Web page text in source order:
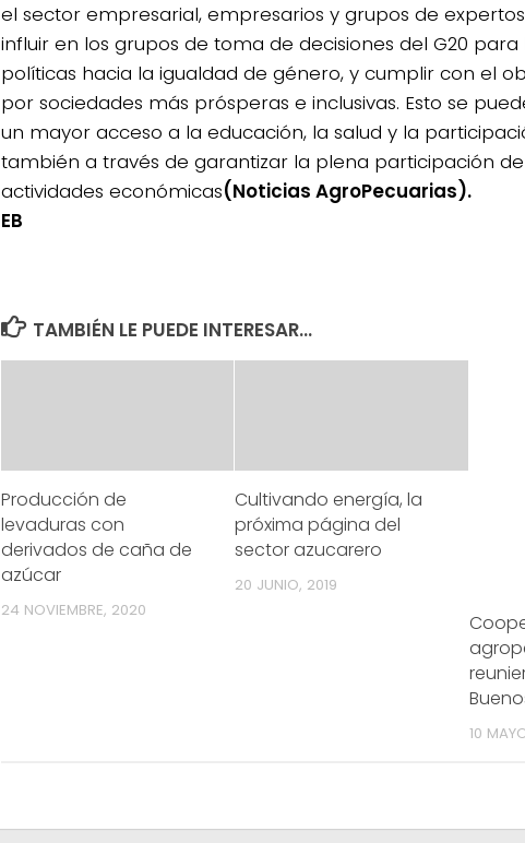
el sector empresarial, empresarios y grupos de
influir en los grupos de toma de decisiones del G20
políticas hacia la igualdad de género, y cumplir con el
por sociedades más prósperas e inclusivas. Esto se
un mayor acceso a la educación, la salud y la
también a través de garantizar la plena participación
actividades económicas(Noticias AgroPecuarias).
EB
TAMBIÉN LE PUEDE INTERESAR...
Producción de
levaduras con
derivados de caña de
azúcar
24 NOVIEMBRE, 2020
Cultivando energía, la
próxima página del
sector azucarero
20 JUNIO, 2019
10